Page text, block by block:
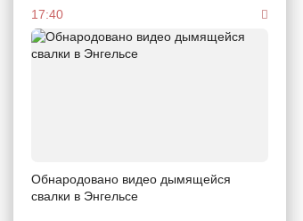
17:40
Обнародовано видео дымящейся
свалки в Энгельсе